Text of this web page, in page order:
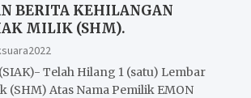
BERITA KEHILANGAN
MILIK (SHM).
(SIAK)- Telah Hilang 1 (satu) Lembar
(SHM) Atas Nama Pemilik EMON